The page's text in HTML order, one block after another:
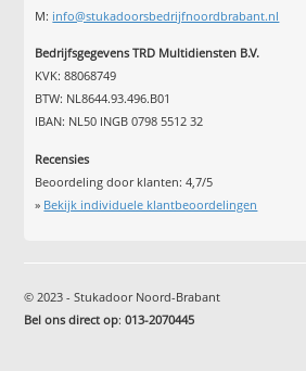
M: info@stukadoorsbedrijfnoordbrabant.nl
Bedrijfsgegevens TRD Multidiensten B.V.
KVK: 88068749
BTW: NL8644.93.496.B01
IBAN: NL50 INGB 0798 5512 32
Recensies
Beoordeling door klanten:4,7/5
» Bekijk individuele klantbeoordelingen
© 2023 - Stukadoor Noord-Brabant
Bel ons direct op:013-2070445